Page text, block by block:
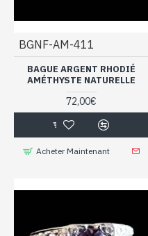
BGNF-AM-411
BAGUE ARGENT RHODIÉ
AMÉTHYSTE NATURELLE
72,00€
Acheter Maintenant